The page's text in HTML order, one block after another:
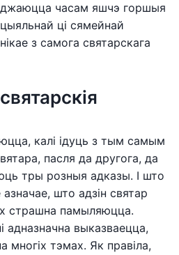
часам яшчэ горшыя
ці сямейнай
з самога святарскага
калі ідуць з тым самым
пасля да другога, да
тры розныя адказы. І што
што адзін святар
страшна памыляюцца.
адназначна выказваецца,
многіх тэмах. Як правіла,